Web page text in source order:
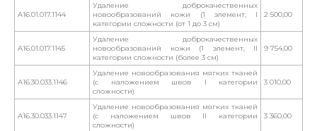
A16.01.017.1144
Удаление доброкачественных
новообразований кожи (1 элемент, I
категории сложности (от 1 до 3 см)
2 500,00
A16.01.017.1145
Удаление доброкачественных
новообразований кожи (1 элемент, II
категории сложности (более 3 см)
9 754,00
A16.30.033.1146
Удаление новообразования мягких тканей
(с наложением швов I категории
сложности)
3 010,00
A16.30.033.1147
Удаление новообразования мягких тканей
(с наложением швов II категории
сложности)
3 360,00